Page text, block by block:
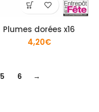
Plumes dorées x16
4,20€
5 6 →